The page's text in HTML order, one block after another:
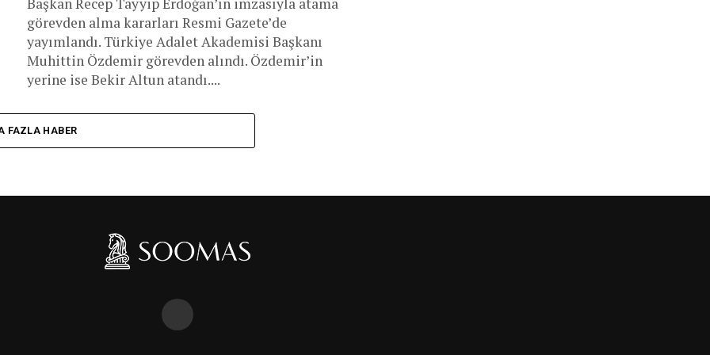
görevden alma kararları Resmi Gazete’de
yayımlandı. Türkiye Adalet Akademisi Başkanı
Muhittin Özdemir görevden alındı. Özdemir’in
yerine ise Bekir Altun atandı....
FAZLA HABER